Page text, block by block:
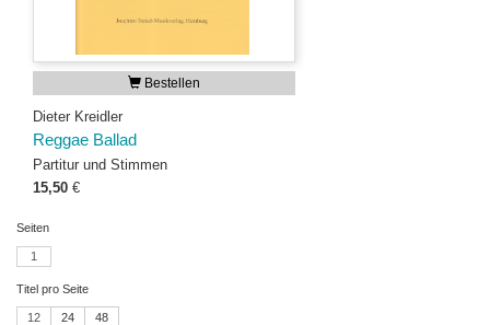
Bestellen
Dieter Kreidler
Reggae Ballad
Partitur und Stimmen
15,50 €
Seiten
1
Titel pro Seite
12 24 48